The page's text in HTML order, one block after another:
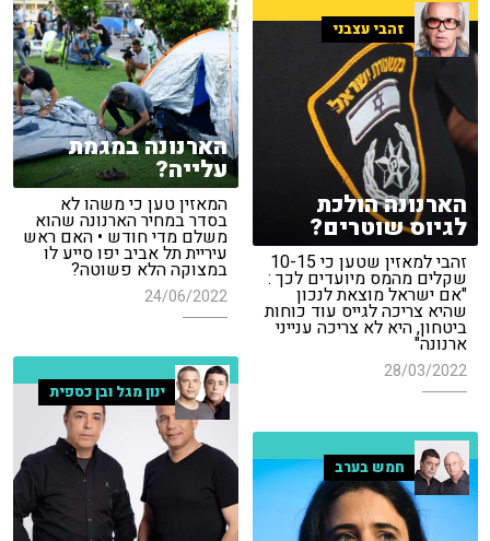
הארנונה במגמת
עלייה?
המאזין טען כי משהו לא
בסדר במחיר הארנונה שהוא
משלם מדי חודש • האם ראש
עיריית תל אביב יפו סייע לו
במצוקה הלא פשוטה?
24/06/2022
זהבי עצבני
הארנונה הולכת
לגיוס שוטרים?
זהבי למאזין שטען כי 10-15
שקלים מהמס מיועדים לכך :
"אם ישראל מוצאת לנכון
שהיא צריכה לגייס עוד כוחות
ביטחון, היא לא צריכה ענייני
ארנונה"
28/03/2022
ינון מגל ובן כספית
חמש בערב